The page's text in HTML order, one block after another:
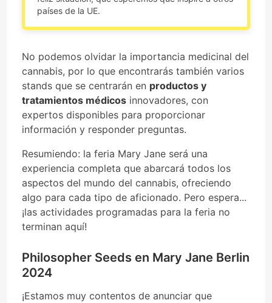
países de la UE.
No podemos olvidar la importancia medicinal del
cannabis, por lo que encontrarás también varios
stands que se centrarán en productos y
tratamientos médicos innovadores, con
expertos disponibles para proporcionar
información y responder preguntas.
Resumiendo: la feria Mary Jane será una
experiencia completa que abarcará todos los
aspectos del mundo del cannabis, ofreciendo
algo para cada tipo de aficionado. Pero espera...
¡las actividades programadas para la feria no
terminan aquí!
Philosopher Seeds en Mary Jane Berlin
2024
¡Estamos muy contentos de anunciar que